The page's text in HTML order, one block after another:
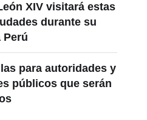
XIV visitará estas
durante su
Perú
para autoridades y
públicos que serán